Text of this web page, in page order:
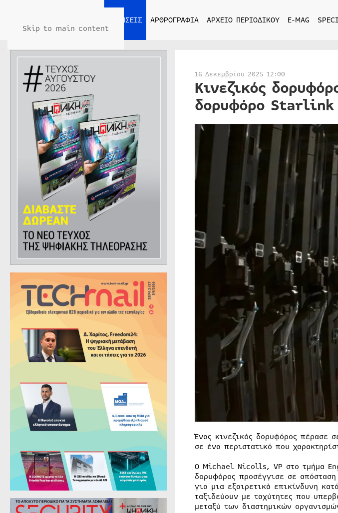
Skip to main content
ΕΙΔΗΣΕΙΣ ΑΡΘΡΟΓΡΑΦΙΑ ΑΡΧΕΙΟ ΠΕΡΙΟΔΙΚΟΥ E-MAG
16 Δεκεμβρίου 2025 12:00
Κινεζικός
δορυφόρο Starlink
Ένας κινεζικός δορυφόρος
σε ένα περιστατικό που
Ο Michael Nicolls, VP στο τμήμα
δορυφόρος προσέγγισε σε
για μια εξαιρετικά επικίνδυνη
ταξιδεύουν με ταχύτητες που
μεταξύ των διαστημικών